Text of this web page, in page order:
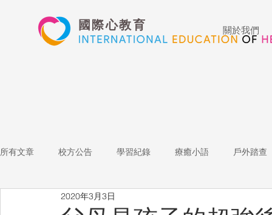
國際心教育 關於我們
所有文章 校方公告 學習紀錄 療癒小語 戶外踏查
表演藝術
2020年3月3日